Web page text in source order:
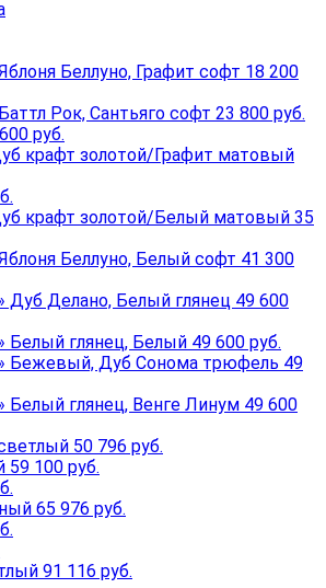
Беллуно, Графит софт 18 200
Рок, Сантьяго софт 23 800 руб.
руб.
крафт золотой/Графит матовый
крафт золотой/Белый матовый 35
Беллуно, Белый софт 41 300
Делано, Белый глянец 49 600
глянец, Белый 49 600 руб.
Бежевый, Дуб Сонома трюфель 49
глянец, Венге Линум 49 600
50 796 руб.
59 100 руб.
65 976 руб.
91 116 руб.